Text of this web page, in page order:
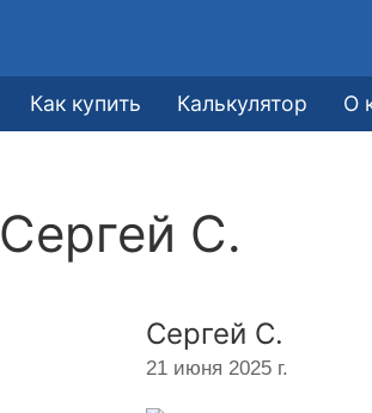
Как купить Калькулятор О
Сергей С.
Сергей С.
21 июня 2025 г.